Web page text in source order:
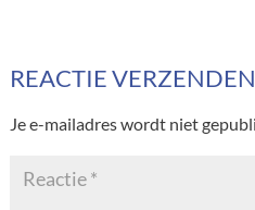
REACTIE VERZENDEN
Je e-mailadres wordt niet